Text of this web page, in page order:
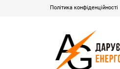
Політика конфіденційності